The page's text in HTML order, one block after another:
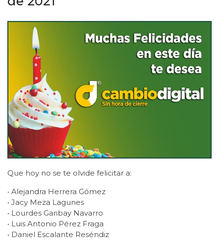
Que hoy no se te olvide felicitar a:
• Alejandra Herrera Gómez
• Jacy Meza Lagunes
• Lourdes Garibay Navarro
• Luis Antonio Pérez Fraga
• Daniel Escalante Reséndiz